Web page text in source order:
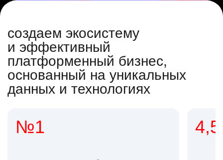
создаем экосистему
и эффективный
платформенный бизнес,
основанный на уникальных
данных и технологиях
4,5